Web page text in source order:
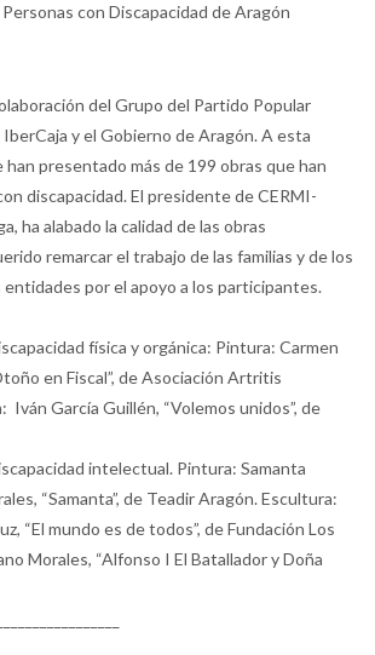
con Discapacidad de Aragón
del Grupo del Partido Popular
y el Gobierno de Aragón. A esta
han presentado más de 199 obras que han
discapacidad. El presidente de CERMI-
ha alabado la calidad de las obras
remarcar el trabajo de las familias y de los
por el apoyo a los participantes.
física y orgánica: Pintura: Carmen
en Fiscal”, de Asociación Artritis
García Guillén, “Volemos unidos”, de
intelectual. Pintura: Samanta
“Samanta”, de Teadir Aragón. Escultura:
“El mundo es de todos”, de Fundación Los
Morales, “Alfonso I El Batallador y Doña